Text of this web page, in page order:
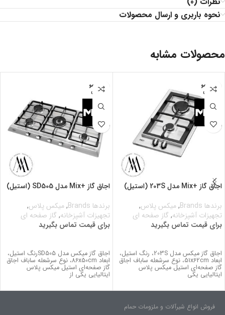
نحوه باربری و ارسال محصولات
محصولات مشابه
اتمام مو
جودی
اجاق گاز +Mix مدل 203S (استیل)
برندها Brands
, میکس پلاس,
تجهیزات آشپزخانه, گاز صفحه ای
برای قیمت تماس بگیرید
اجاق گاز میکس مدل 203S، رنگ استیل،
ابعاد 51x62cm، نوع سرشعله ساباف اجاق
گاز صفحه‌ای استیل میکس پلاس
ایتالیایی یکی
اتمام مو
جودی
اجاق گاز +Mix مدل SD505 (استیل)
برندها Brands
, میکس پلاس,
تجهیزات آشپزخانه, گاز صفحه ای
برای قیمت تماس بگیرید
اجاق گاز میکس مدل SD505رنگ استیل،
ابعاد 86x50cm، نوع سرشعله ساباف اجاق
گاز صفحه‌ای استیل میکس پلاس
ایتالیایی یکی از
فروش انواع شیرآلات و ملزومات حمام